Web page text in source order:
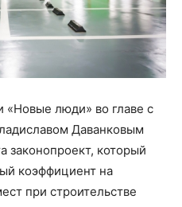
«Новые люди» во главе с
Даванковым
законопроект, который
коэффициент на
при строительстве